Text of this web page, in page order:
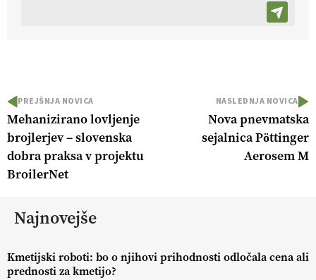
PREJŠNJA NOVICA
Mehanizirano lovljenje
brojlerjev – slovenska
dobra praksa v projektu
BroilerNet
NASLEDNJA NOVICA
Nova pnevmatska
sejalnica Pöttinger
Aerosem M
Najnovejše
Kmetijski roboti: bo o njihovi prihodnosti odločala cena ali
prednosti za kmetijo?